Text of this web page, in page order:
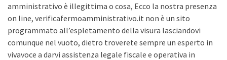
amministrativo è illegittima o cosa, Ecco la nostra presenza
on line, verificafermoamministrativo.it non è un sito
programmato all’espletamento della visura lasciandovi
comunque nel vuoto, dietro troverete sempre un esperto in
vivavoce a darvi assistenza legale fiscale e operativa in